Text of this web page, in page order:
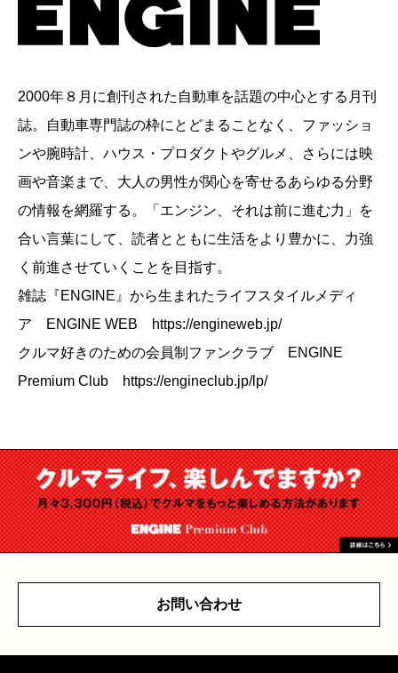
2000年８月に創刊された自動車を話題の中心とする月刊
誌。自動車専門誌の枠にとどまることなく、ファッショ
ンや腕時計、ハウス・プロダクトやグルメ、さらには映
画や音楽まで、大人の男性が関心を寄せるあらゆる分野
の情報を網羅する。「エンジン、それは前に進む力」を
合い言葉にして、読者とともに生活をより豊かに、力強
く前進させていくことを目指す。
雑誌『ENGINE』から生まれたライフスタイルメディ
ア ENGINE WEB https://engineweb.jp/
クルマ好きのための会員制ファンクラブ ENGINE
Premium Club https://engineclub.jp/lp/
お問い合わせ